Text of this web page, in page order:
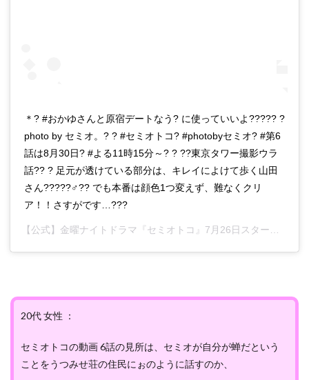
＊? #おかゆさんと原宿デートなう? に使っていいよ????? ?
photo by セミオ。? ? #セミオトコ? #photobyセミオ? #第6
話は8月30日? #よる11時15分～? ? ??東京タワー撮影ウラ
話?? ? 足元が透けている部分は、キレイによけて歩く山田
さん?????♂?? でも本番は顔色1つ変えず、難なくクリ
ア！！さすがです…???
【公式】金曜ナイトドラマ『セミオトコ』7月26日スタート
20代 女性 ：
セミオトコの動画 6話の見所は、セミオが自分が蝉だという
ことをうつみせ荘の住民にぉのように話すのか、